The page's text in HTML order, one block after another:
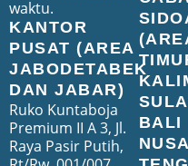
waktu.
KANTOR
PUSAT (AREA
JABODETABEK
DAN JABAR)
Ruko Kuntaboja
Premium II A 3, Jl.
Raya Pasir Putih,
BALI
NUSA